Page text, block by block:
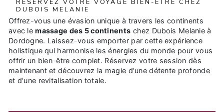
RÉSERVEZ VOTRE VOYAGE BIEN-ÊTRE CHEZ
DUBOIS MELANIE
Offrez-vous une évasion unique à travers les continents
avec lemassage des 5 continents chez Dubois Melanie à
Dordogne. Laissez-vous emporter par cette expérience
holistique qui harmonise les énergies du monde pour vous
offrir un bien-être complet. Réservez votre session dès
maintenant et découvrez la magie d'une détente profonde
et d'une revitalisation totale.